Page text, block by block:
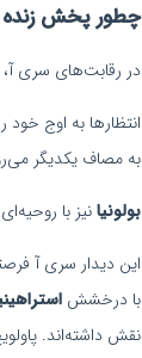
چطور پخش زنده
در رقابت‌های سری آ، آث میلان در تاریخ ۲۳ شهریور ۱۴۰۴ به مصاف
به مصاف یکدیگر
بولونیانیز با
این دیدار سری آ
با درخشش
نقش داشته‌اند.